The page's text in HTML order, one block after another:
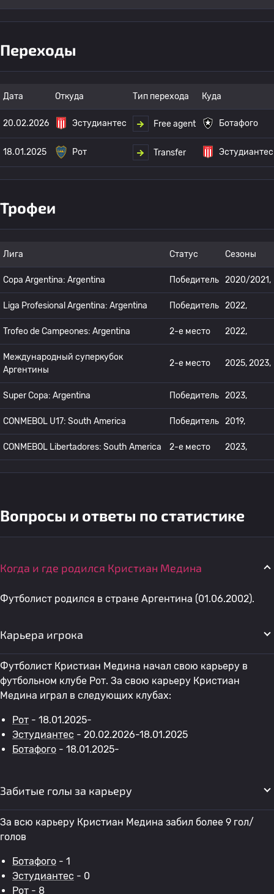
Переходы
Дата Откуда Тип перехода Куда
20.02.2026 Эстудиантес Free agent Ботафого
18.01.2025 Рот Transfer Эстудиантес
Трофеи
Лига Статус Сезоны
Copa Argentina: Argentina Победитель 2020/2021,
Liga Profesional Argentina: Argentina Победитель 2022,
Trofeo de Campeones: Argentina 2-е место 2022,
Международный суперкубок
Аргентины
2-е место 2025, 2023,
Super Copa: Argentina Победитель 2023,
CONMEBOL U17: South America Победитель 2019,
CONMEBOL Libertadores: South America 2-е место 2023,
Вопросы и ответы по статистике
Когда и где родился Кристиан Медина
Футболист родился в стране Аргентина (01.06.2002).
Карьера игрока
Футболист Кристиан Медина начал свою карьеру в
футбольном клубе Рот. За свою карьеру Кристиан
Медина играл в следующих клубах:
Рот - 18.01.2025-
Эстудиантес - 20.02.2026-18.01.2025
Ботафого - 18.01.2025-
Забитые голы за карьеру
За всю карьеру Кристиан Медина забил более 9 гол/
голов
Ботафого - 1
Эстудиантес - 0
Рот - 8